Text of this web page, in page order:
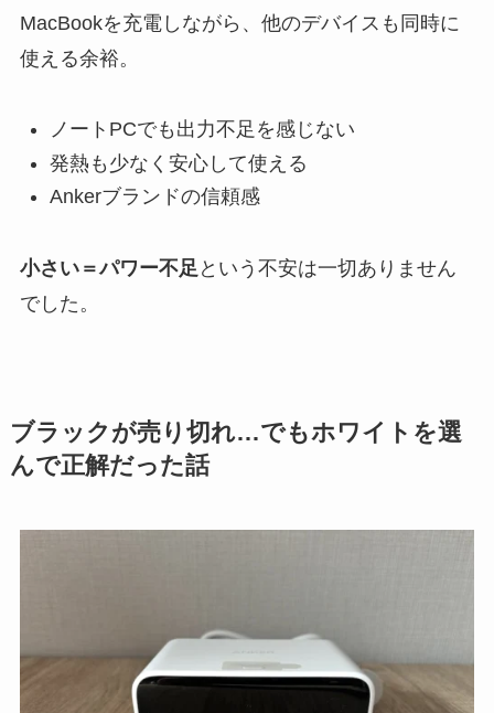
MacBookを充電しながら、他のデバイスも同時に
使える余裕。
ノートPCでも出力不足を感じない
発熱も少なく安心して使える
Ankerブランドの信頼感
小さい＝パワー不足という不安は一切ありません
でした。
ブラックが売り切れ…でもホワイトを選
んで正解だった話